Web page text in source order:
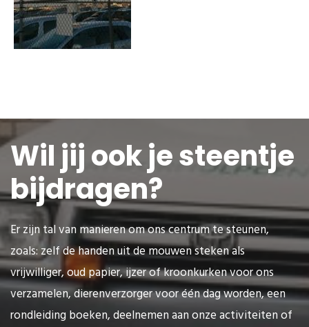
Wil jij ook je steentje
bijdragen?
Er zijn tal van manieren om ons centrum te steunen,
zoals: zelf de handen uit de mouwen steken als
vrijwilliger, oud papier, ijzer of kroonkurken voor ons
verzamelen, dierenverzorger voor één dag worden, een
rondleiding boeken, deelnemen aan onze activiteiten of